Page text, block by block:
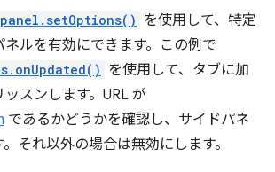
を使用して、特定
ルを有効にできます。この例で
を使用して、タブに加
スンします。URL が
であるかどうかを確認し、サイドパネ
それ以外の場合は無効にします。